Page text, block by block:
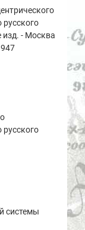
изд. - Москва
системы